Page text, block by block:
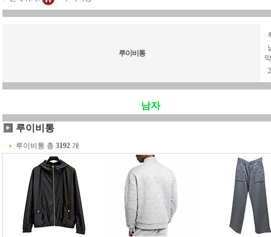
루이비통
남자
루이비통
루이비통 총 3192 개